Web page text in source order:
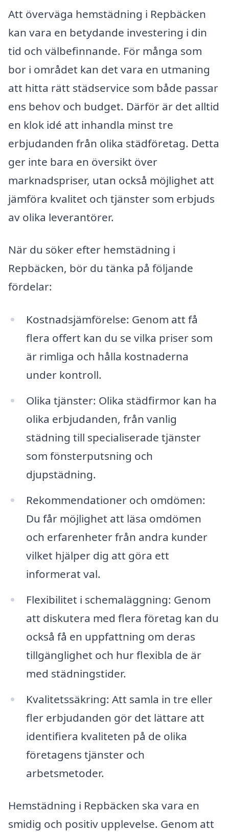
Att överväga hemstädning i Repbäcken
kan vara en betydande investering i din
tid och välbefinnande. För många som
bor i området kan det vara en utmaning
att hitta rätt städservice som både passar
ens behov och budget. Därför är det alltid
en klok idé att inhandla minst tre
erbjudanden från olika städföretag. Detta
ger inte bara en översikt över
marknadspriser, utan också möjlighet att
jämföra kvalitet och tjänster som erbjuds
av olika leverantörer.
När du söker efter hemstädning i
Repbäcken, bör du tänka på följande
fördelar:
Kostnadsjämförelse: Genom att få
flera offert kan du se vilka priser som
är rimliga och hålla kostnaderna
under kontroll.
Olika tjänster: Olika städfirmor kan ha
olika erbjudanden, från vanlig
städning till specialiserade tjänster
som fönsterputsning och
djupstädning.
Rekommendationer och omdömen:
Du får möjlighet att läsa omdömen
och erfarenheter från andra kunder
vilket hjälper dig att göra ett
informerat val.
Flexibilitet i schemaläggning: Genom
att diskutera med flera företag kan du
också få en uppfattning om deras
tillgänglighet och hur flexibla de är
med städningstider.
Kvalitetssäkring: Att samla in tre eller
fler erbjudanden gör det lättare att
identifiera kvaliteten på de olika
företagens tjänster och
arbetsmetoder.
Hemstädning i Repbäcken ska vara en
smidig och positiv upplevelse. Genom att